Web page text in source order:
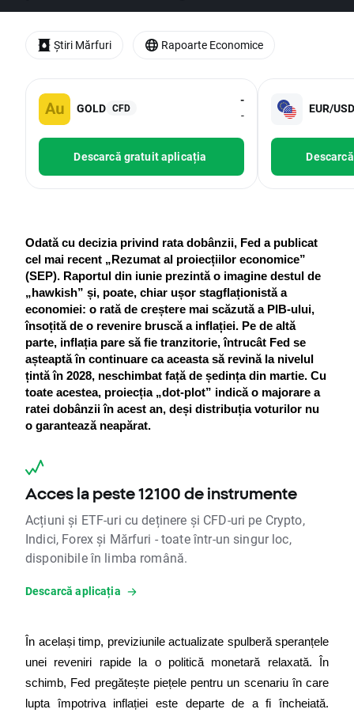
GOLD CFD
-
-
Descarcă gratuit aplicația
EUR/USD
Odată cu decizia privind rata dobânzii, Fed a publicat
cel mai recent „Rezumat al proiecțiilor economice”
(SEP). Raportul din iunie prezintă o imagine destul de
„hawkish” și, poate, chiar ușor stagflaționistă a
economiei: o rată de creștere mai scăzută a PIB-ului,
însoțită de o revenire bruscă a inflației. Pe de altă
parte, inflația pare să fie tranzitorie, întrucât Fed se
așteaptă în continuare ca aceasta să revină la nivelul
țintă în 2028, neschimbat față de ședința din martie. Cu
toate acestea, proiecția „dot-plot” indică o majorare a
ratei dobânzii în acest an, deși distribuția voturilor nu
o garantează neapărat.
Acces la peste 12100 de instrumente
Acțiuni și ETF-uri cu deținere și CFD-uri pe Crypto,
Indici, Forex și Mărfuri - toate într-un singur loc,
disponibile în limba română.
Descarcă aplicația
În același timp, previziunile actualizate spulberă speranțele
unei reveniri rapide la o politică monetară relaxată. În
schimb, Fed pregătește piețele pentru un scenariu în care
lupta împotriva inflației este departe de a fi încheiată.
Știri Mărfuri Rapoarte Economice